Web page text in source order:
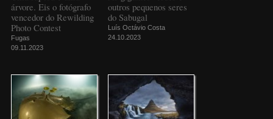
árvore. Eis o fotógrafo
vencedor do Rewilding
Photo Contest
Fugas
09.11.2023
outros pequenos seres
do Sabugal
Luís Octávio Costa
24.10.2023